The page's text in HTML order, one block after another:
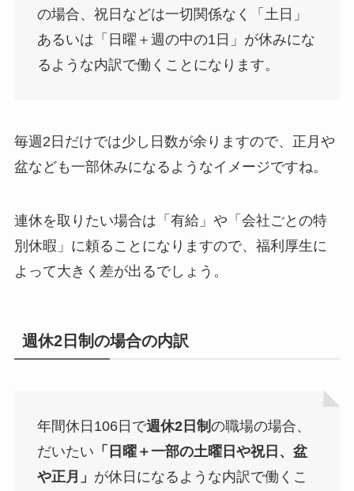
の場合、祝日などは一切関係なく「土日」
あるいは「日曜＋週の中の1日」が休みにな
るような内訳で働くことになります。
毎週2日だけでは少し日数が余りますので、正月や
盆なども一部休みになるようなイメージですね。
連休を取りたい場合は「有給」や「会社ごとの特
別休暇」に頼ることになりますので、福利厚生に
よって大きく差が出るでしょう。
週休2日制の場合の内訳
年間休日106日で週休2日制 の職場の場合、
だいたい 「日曜＋一部の土曜日や祝日、盆
や正月」 が休日になるような内訳で働くこ